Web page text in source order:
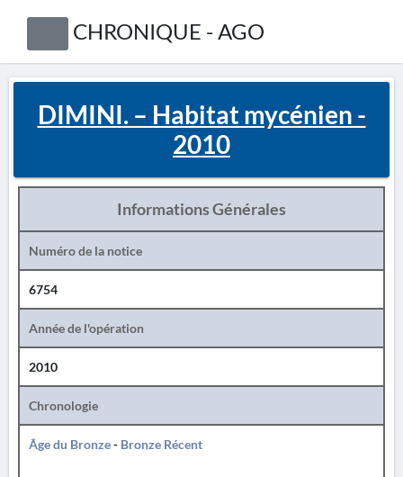
CHRONIQUE - AGO
DIMINI. – Habitat mycénien -
2010
Informations Générales
Numéro de la notice
6754
Année de l'opération
2010
Chronologie
Âge du Bronze- Bronze Récent